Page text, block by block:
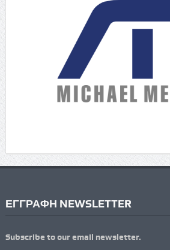
ΕΓΓΡΑΦΗ NEWSLETTER
Subscribe to our email newsletter.